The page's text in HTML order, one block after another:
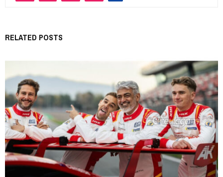
RELATED POSTS